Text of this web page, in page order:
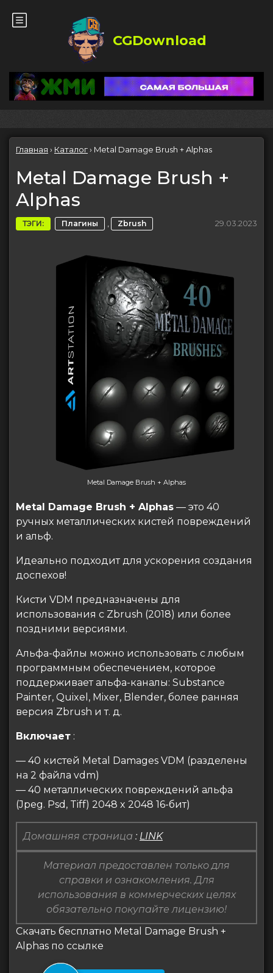
CGDownload
Главная › Каталог› Metal Damage Brush + Alphas
Metal Damage Brush +
Alphas
ТЭГИ: Плагины , Zbrush 29.03.2023
Metal Damage Brush + Alphas
Metal Damage Brush + Alphas — это 40
ручных металлических кистей повреждений
и альф.
Идеально подходит для ускорения создания
доспехов!
Кисти VDM предназначены для
использования с Zbrush (2018) или более
поздними версиями.
Альфа-файлы можно использовать с любым
программным обеспечением, которое
поддерживает альфа-каналы: Substance
Painter, Quixel, Mixer, Blender, более ранняя
версия Zbrush и т. д.
Включает :
— 40 кистей Metal Damages VDM (разделены
на 2 файла vdm)
— 40 металлических повреждений альфа
(Jpeg. Psd, Tiff) 2048 x 2048 16-бит)
Домашняя страница : LINK
Материал предоставлен только для
справки и ознакомления. Для
использования в коммерческих целях
обязательно покупайте лицензию!
Скачать бесплатно Metal Damage Brush +
Alphas по ссылке